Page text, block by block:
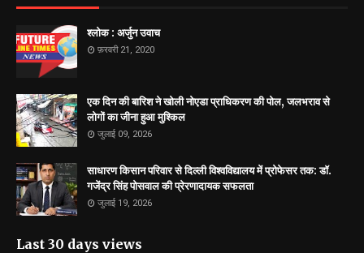
श्लोक : अर्जुन उवाच
फ़रवरी 21, 2020
एक दिन की बारिश ने खोली नोएडा प्राधिकरण की पोल, जलभराव से
लोगों का जीना हुआ मुश्किल
जुलाई 09, 2026
साधारण किसान परिवार से दिल्ली विश्वविद्यालय में प्रोफेसर तक: डॉ.
गजेंद्र सिंह पोसवाल की प्रेरणादायक सफलता
जुलाई 19, 2026
Last 30 days views